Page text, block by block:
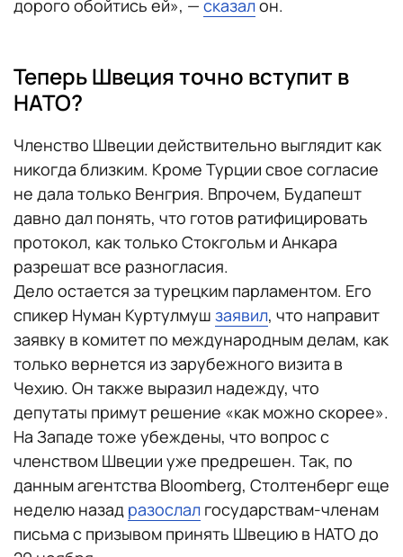
дорого обойтись ей», — сказалон.
Теперь Швеция точно вступит в
НАТО?
Членство Швеции действительно выглядит как
никогда близким. Кроме Турции свое согласие
не дала только Венгрия. Впрочем, Будапешт
давно дал понять, что готов ратифицировать
протокол, как только Стокгольм и Анкара
разрешат все разногласия.
Дело остается за турецким парламентом. Его
спикер Нуман Куртулмуш заявил, что направит
заявку в комитет по международным делам, как
только вернется из зарубежного визита в
Чехию. Он также выразил надежду, что
депутаты примут решение «как можно скорее».
На Западе тоже убеждены, что вопрос с
членством Швеции уже предрешен. Так, по
данным агентства Bloomberg, Столтенберг еще
неделю назад разослал государствам-членам
письма с призывом принять Швецию в НАТО до